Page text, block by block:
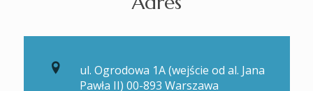
ul. Ogrodowa 1A (wejście od al. Jana
Pawła II) 00-893 Warszawa